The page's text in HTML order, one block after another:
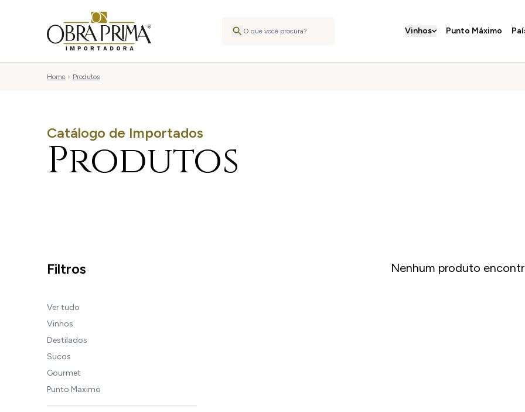
Vinhos Punto Máximo
Home Produtos
Catálogo de Importados
Produtos
Filtros
Ver tudo
Vinhos
Destilados
Sucos
Gourmet
Punto Maximo
Nenhum produto